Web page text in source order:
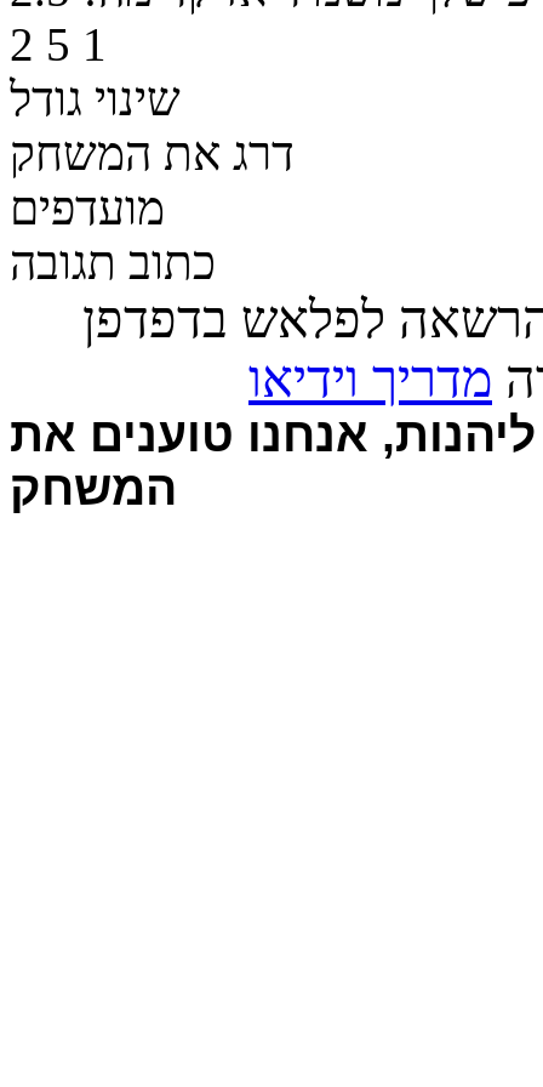
2 5 1
שינוי גודל
דרג את המשחק
מועדפים
כתוב תגובה
לפלאש בדפדפן
מדריך וידיאו
אנחנו טוענים את
המשחק